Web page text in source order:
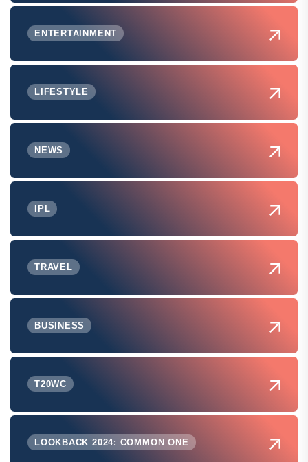
ENTERTAINMENT
LIFESTYLE
NEWS
IPL
TRAVEL
BUSINESS
T20WC
LOOKBACK 2024: COMMON ONE